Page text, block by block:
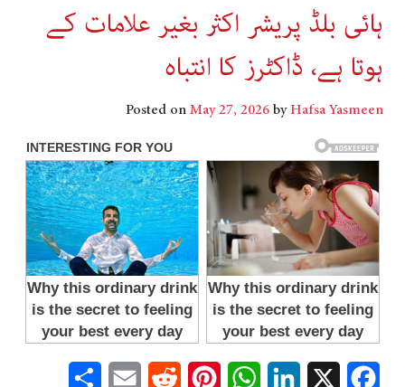
ہائی بلڈ پریشر اکثر بغیر علامات کے
ہوتا ہے، ڈاکٹرز کا انتباہ
Posted onMay 27, 2026byHafsa Yasmeen
Facebook
LinkedIn
WhatsApp
Pinterest
Reddit
Email